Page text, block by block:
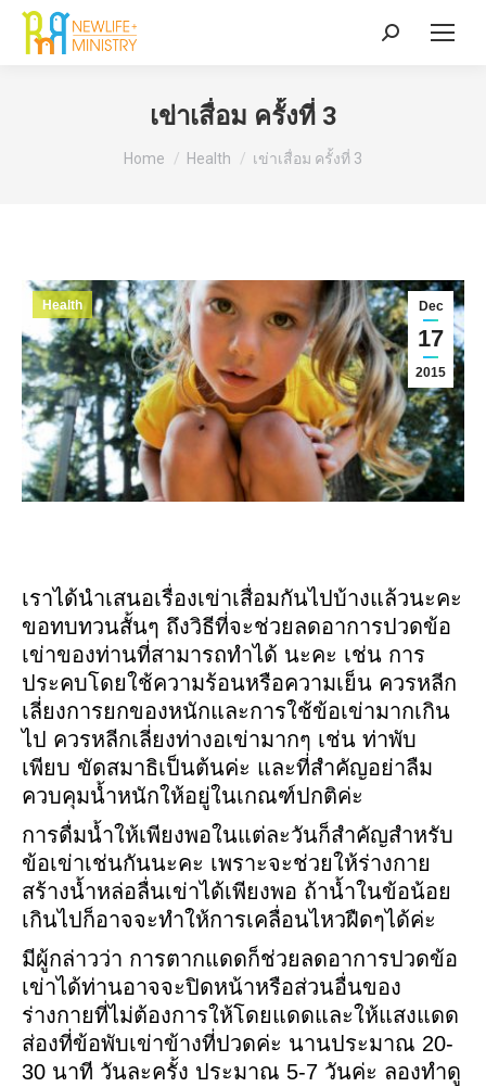
Search:
เข่าเสื่อม ครั้งที่ 3
You are here:
Home Health เข่าเสื่อม ครั้งที่ 3
Dec
17
2015
Health
เราได้นำเสนอเรื่องเข่าเสื่อมกันไปบ้างแล้วนะคะ
ขอทบทวนสั้นๆ ถึงวิธีที่จะช่วยลดอาการปวดข้อ
เข่าของท่านที่สามารถทำได้ นะคะ เช่น การ
ประคบโดยใช้ความร้อนหรือความเย็น ควรหลีก
เลี่ยงการยกของหนักและการใช้ข้อเข่ามากเกิน
ไป ควรหลีกเลี่ยงท่างอเข่ามากๆ เช่น ท่าพับ
เพียบ ขัดสมาธิเป็นต้นค่ะ และที่สำคัญอย่าลืม
ควบคุมน้ำหนักให้อยู่ในเกณฑ์ปกติค่ะ
การดื่มน้ำให้เพียงพอในแต่ละวันก็สำคัญสำหรับ
ข้อเข่าเช่นกันนะคะ เพราะจะช่วยให้ร่างกาย
สร้างน้ำหล่อลื่นเข่าได้เพียงพอ ถ้าน้ำในข้อน้อย
เกินไปก็อาจจะทำให้การเคลื่อนไหวฝืดๆได้ค่ะ
มีผู้กล่าวว่า การตากแดดก็ช่วยลดอาการปวดข้อ
เข่าได้ท่านอาจจะปิดหน้าหรือส่วนอื่นของ
ร่างกายที่ไม่ต้องการให้โดยแดดและให้แสงแดด
ส่องที่ข้อพับเข่าข้างที่ปวดค่ะ นานประมาณ 20-
30 นาที วันละครั้ง ประมาณ 5-7 วันค่ะ ลองทำดู